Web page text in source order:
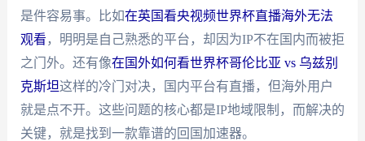
是件容易事。比如在英国看央视频世界杯直播海外无法
观看 ，明明是自己熟悉的平台，却因为IP不在国内而被拒
之门外。还有像在国外如何看世界杯哥伦比亚 vs 乌兹别
克斯坦这样的冷门对决，国内平台有直播，但海外用户
就是点不开。这些问题的核心都是IP地域限制，而解决的
关键，就是找到一款靠谱的回国加速器。